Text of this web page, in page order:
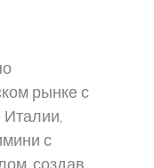
рынке с
Италии,
с
создав